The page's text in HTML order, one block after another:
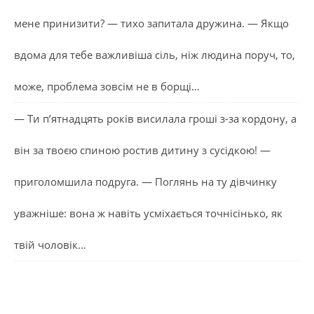
мене принизити? — тихо запитала дружина. — Якщо
вдома для тебе важливіша сіль, ніж людина поруч, то,
може, проблема зовсім не в борщі…
— Ти п’ятнадцять років висилала гроші з-за кордону, а
він за твоєю спиною ростив дитину з сусідкою! —
приголомшила подруга. — Поглянь на ту дівчинку
уважніше: вона ж навіть усміхається точнісінько, як
твій чоловік…